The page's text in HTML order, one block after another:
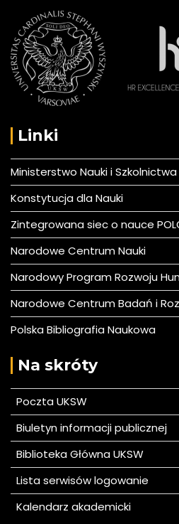
Linki
Ministerstwo Nauki i
Konstytucja dla Nauki
Zintegrowana siec o nauce
Narodowe Centrum Nauki
Narodowy Program Rozwoju
Narodowe Centrum Badań i
Polska Bibliografia Naukowa
Na skróty
Poczta UKSW
Biuletyn informacji publicznej
Biblioteka Główna UKSW
Lista serwisów logowanie
Kalendarz akademicki